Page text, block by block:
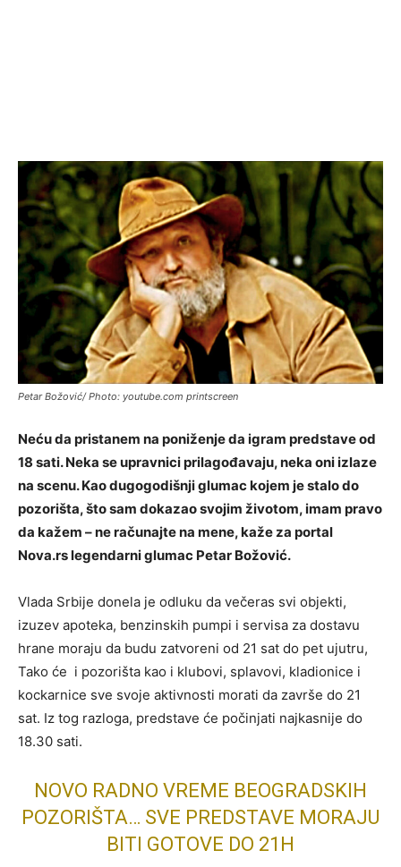
Petar Božović/ Photo: youtube.com printscreen
Neću da pristanem na poniženje da igram predstave od
18 sati. Neka se upravnici prilagođavaju, neka oni izlaze
na scenu. Kao dugogodišnji glumac kojem je stalo do
pozorišta, što sam dokazao svojim životom, imam pravo
da kažem – ne računajte na mene, kaže za portal
Nova.rs legendarni glumac Petar Božović.
Vlada Srbije donela je odluku da večeras svi objekti,
izuzev apoteka, benzinskih pumpi i servisa za dostavu
hrane moraju da budu zatvoreni od 21 sat do pet ujutru,
Tako će i pozorišta kao i klubovi, splavovi, kladionice i
kockarnice sve svoje aktivnosti morati da završe do 21
sat. Iz tog razloga, predstave će počinjati najkasnije do
18.30 sati.
NOVO RADNO VREME BEOGRADSKIH
POZORIŠTA… SVE PREDSTAVE MORAJU
BITI GOTOVE DO 21H